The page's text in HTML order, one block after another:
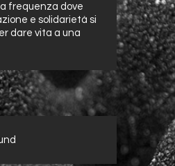
frequenza dove
e solidarietà si
dare vita a una